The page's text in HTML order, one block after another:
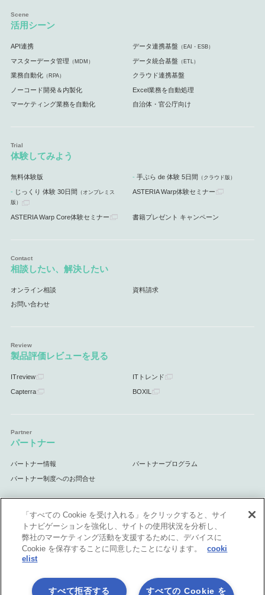
活用シーン
API連携 データ連携基盤 （EAI・ESB）
マスターデータ管理 （MDM） データ統合基盤 （ETL）
業務自動化（RPA） クラウド連携基盤
ノーコード開発＆内製化 Excel業務を自動処理
マーケティング業務を自動化 自治体・官公庁向け
体験してみよう
無料体験版 手ぶら de 体験 5日間 （クラウド版）
じっくり 体験 30日間 （オンプレミス
版）
ASTERIA Warp体験セミナー
ASTERIA Warp Core体験セミナー 書籍プレゼント キャンペーン
相談したい、解決したい
オンライン相談 資料請求
お問い合わせ
製品評価レビューを見る
ITreview ITトレンド
Capterra BOXIL
パートナー
パートナー情報 パートナープログラム
パートナー制度へのお問合せ
サポート
サポート情報
「すべての Cookie を受け入れる」をクリックすると、サイ
トナビゲーションを強化し、サイトの使用状況を分析し、
弊社のマーケティング活動を支援するために、デバイスに
Cookie を保存することに同意したことになります。
cooki
elist
すべての Cookie を
すべて拒否する